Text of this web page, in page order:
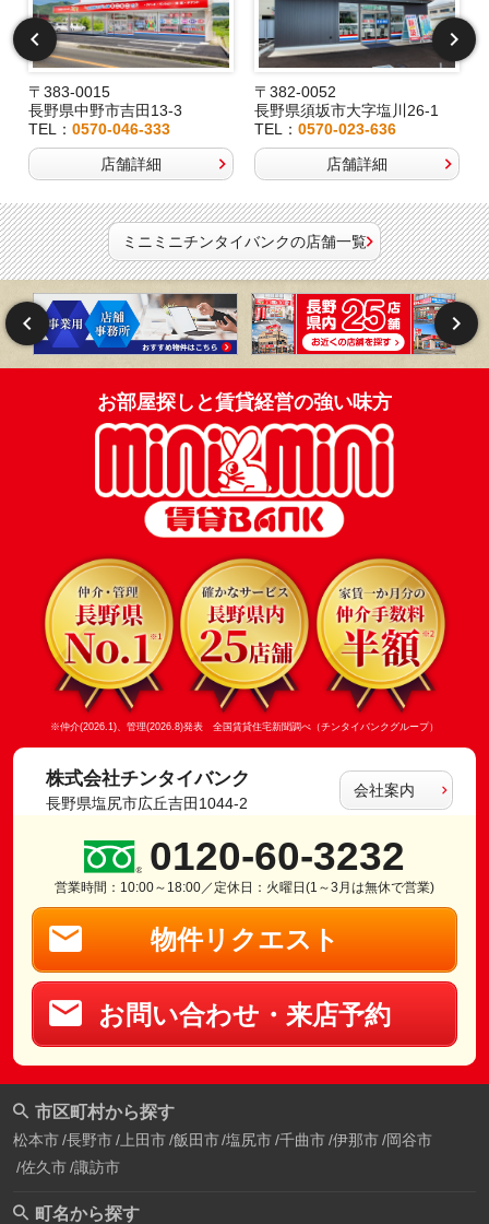
〒383-0015
長野県中野市吉田13-3
TEL： 0570-046-333
店舗詳細
〒382-0052
長野県須坂市大字塩川26-1
TEL：0570-023-636
店舗詳細
ミニミニチンタイバンクの店舗一覧
お部屋探しと賃貸経営の強い味方
※仲介(2026.1)、管理(2026.8)発表 全国賃貸住宅新聞調べ（チンタイバンクグループ）
株式会社チンタイバンク
長野県塩尻市広丘吉田1044-2
会社案内
0120-60-3232
営業時間：10:00～18:00／定休日：火曜日(1～3月は無休で営業)
物件リクエスト
お問い合わせ・来店予約
市区町村から探す
松本市 長野市 上田市 飯田市 塩尻市 千曲市 伊那市 岡谷市
佐久市 諏訪市
町名から探す